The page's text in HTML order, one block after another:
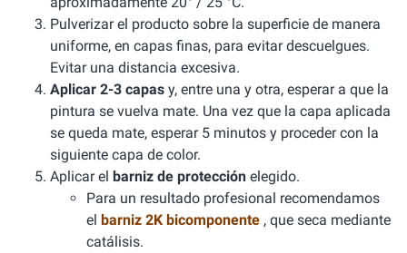
Pulverizar el producto sobre la superficie de manera
uniforme, en capas finas, para evitar descuelgues.
Evitar una distancia excesiva.
Aplicar 2-3 capas y, entre una y otra, esperar a que la
pintura se vuelva mate. Una vez que la capa aplicada
se queda mate, esperar 5 minutos y proceder con la
siguiente capa de color.
Aplicar el barniz de protección elegido.
Para un resultado profesional recomendamos
el barniz 2K bicomponente , que seca mediante
catálisis.